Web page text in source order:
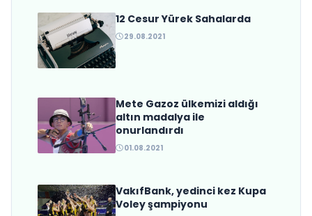
Trabzonspor’dan Beklenen
Hamle Geldi
12 Cesur Yürek Sahalarda
29.08.2021
Mete Gazoz ülkemizi aldığı
altın madalya ile
onurlandırdı
01.08.2021
VakıfBank, yedinci kez Kupa
Voley şampiyonu